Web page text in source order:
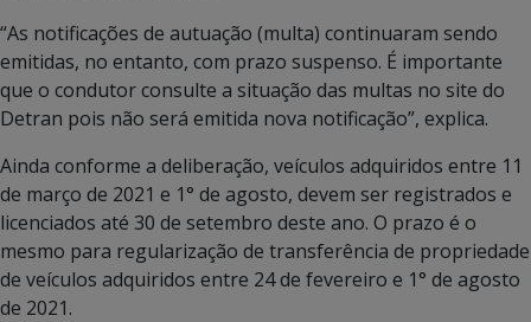
“As notificações de autuação (multa) continuaram sendo
emitidas, no entanto, com prazo suspenso. É importante
que o condutor consulte a situação das multas no site do
Detran pois não será emitida nova notificação”, explica.
Ainda conforme a deliberação, veículos adquiridos entre 11
de março de 2021 e 1° de agosto, devem ser registrados e
licenciados até 30 de setembro deste ano. O prazo é o
mesmo para regularização de transferência de propriedade
de veículos adquiridos entre 24 de fevereiro e 1° de agosto
de 2021.